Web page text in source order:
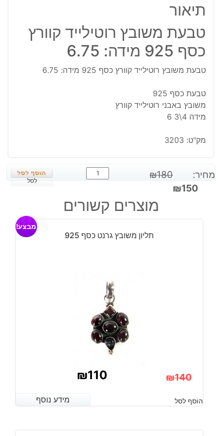
תיאור
טבעת משובץ רוטילייד קוורץ
כסף 925 מידה: 6.75
טבעת משובץ רוטילייד קוורץ כסף 925 מידה: 6.75
טבעת כסף 925
משובץ באבני רוטילייד קוורץ
מידה 4\3 6
מק"ט: 3203
מחיר: ₪180
המחיר
₪150
המחיר
הנוכחי
הוא:
כמות
של
משובץ
רוטילייד
כסף
לסל
מוצרים קשורים
תליון משובץ גרנט כסף 925
מבצע!
₪140
המקורי
היה:
₪110
הנוכחי
הוא:
מידע נוסף הוסף לסל מידע נוסף